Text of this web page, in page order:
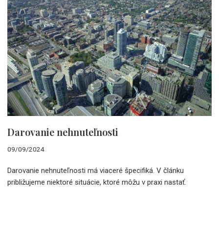
Darovanie nehnuteľnosti
09/09/2024
Darovanie nehnuteľnosti má viaceré špecifiká. V článku
približujeme niektoré situácie, ktoré môžu v praxi nastať.